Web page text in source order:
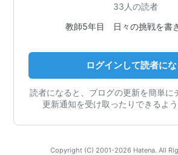
33人の読者
教師5年目 日々の挑戦を書き
ログインして読者に
読者になると、ブログの更新を簡単に
更新通知を受け取ったりできるよう
Copyright (C) 2001-2026 Hatena. All